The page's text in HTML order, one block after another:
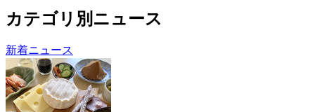
カテゴリ別ニュース
新着ニュース